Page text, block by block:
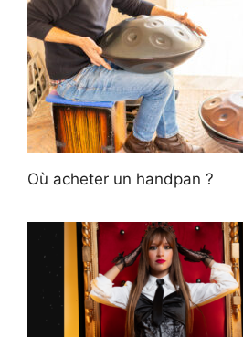
Où acheter un handpan ?